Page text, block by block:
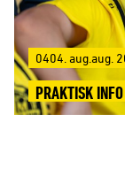
0404. aug.aug.
PRAKTISK